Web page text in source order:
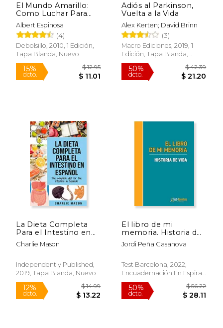
El Mundo Amarillo:
Como Luchar Para
Sobrevivir Me Enseñó
a Vivir / The Yellow
World: How Fighting
for My Life Taught Me
How to Live
Albert Espinosa
(4)
Debolsillo, 2010, 1 Edición,
Tapa Blanda, Nuevo
15%
dcto.
$ 12.95
Adiós al Parkinson,
Vuelta a la Vida
Alex Kerten; David Brinn
(3)
Macro Ediciones, 2019, 1
Edición, Tapa Blanda,
Nuevo
50%
dcto.
La Dieta Completa
Para el Intestino en
Español
Charlie Mason
Independently Published,
2019, Tapa Blanda, Nuevo
El libro de mi
memoria. Historia de
vida
Jordi Peña Casanova
Test Barcelona, 2022,
Encuadernación En Espiral,
Nuevo